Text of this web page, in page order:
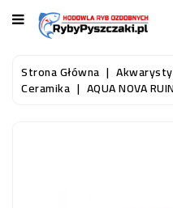
KATEGORIA
STRONA
GŁÓWNA
Strona Główna
Ceramika AQUA NOVA